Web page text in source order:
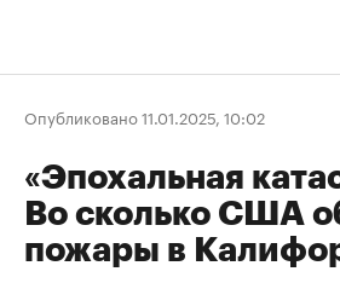
Опубликовано 11.01.2025, 10:02
«Эпохальная
Во сколько США
пожары в